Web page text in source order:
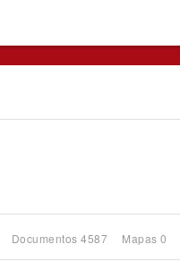
Documentos 4587 Mapas 0